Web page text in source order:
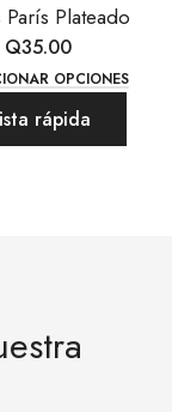
París Plateado
Q35.00
OPCIONES
rápida